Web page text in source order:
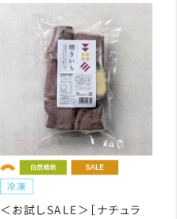
＜お試しSALE＞［ナチュラ